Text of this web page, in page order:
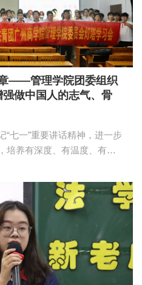
——管理学院团委组织
做中国人的志气、骨
“七一”重要讲话精神，进一步
培养有深度、有温度、有高
、404集体观看“广东青年大学
、底气”为主题的青马公开
”“灯塔之光”“扬帆远航”三个
青年导师、“广东省五四奖
华南师范大学马克思主义学院
术学院涂志豪、常铭珂分享